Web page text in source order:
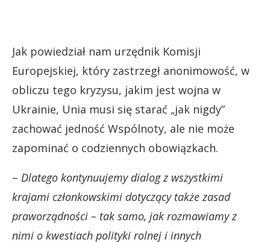
Jak powiedział nam urzędnik Komisji
Europejskiej, który zastrzegł anonimowość, w
obliczu tego kryzysu, jakim jest wojna w
Ukrainie, Unia musi się starać „jak nigdy”
zachować jedność Wspólnoty, ale nie może
zapominać o codziennych obowiązkach.
– Dlatego kontynuujemy dialog z wszystkimi
krajami członkowskimi dotyczący także zasad
praworządności – tak samo, jak rozmawiamy z
nimi o kwestiach polityki rolnej i innych